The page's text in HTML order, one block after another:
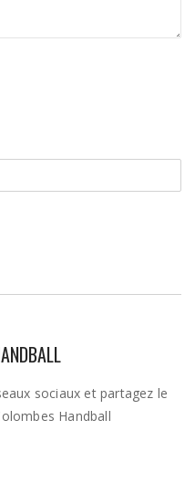
sociaux et partagez le
Handball